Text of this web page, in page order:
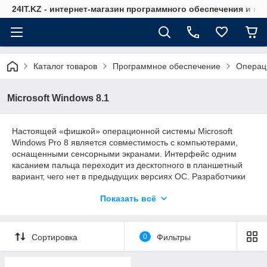
24IT.KZ - интернет-магазин программного обеспечения и
Каталог товаров Программное обеспечение
Microsoft Windows 8.1
Настоящей «фишкой» операционной системы Microsoft
Windows Pro 8 является совместимость с компьютерами,
оснащенными сенсорными экранами. Интерфейс одним
касанием пальца переходит из десктопного в планшетный
вариант, чего нет в предыдущих версиях ОС. Разработчики
Windows Phone, Android, OS X, iOS. Купить пакет
лояльной стоимости. Лицензионная продукция не имеет
аналогов среди копий, так что для работы, учебы и других
видов деятельности подходит лучше всего!
Показать всё
Сортировка 0 Фильтры